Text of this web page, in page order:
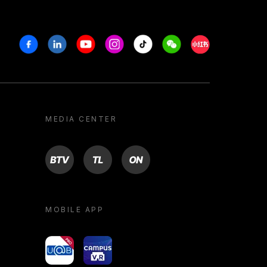
FacebookLinkedinYoutubeInstagram
Tiktok WeechatXiaohongshu/
MEDIA CENTER
BTV TL ON
MOBILE APP
yoU@B Campus VR